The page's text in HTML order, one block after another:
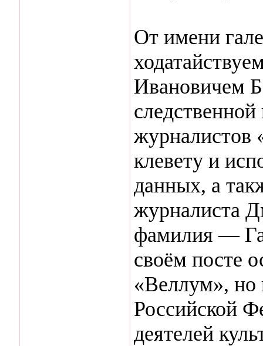
От имени
Ивановичем
журналистов
клевету и
данных, а
журналиста
фамилия —
своём посте
«Веллум»,
Российской
деятелей